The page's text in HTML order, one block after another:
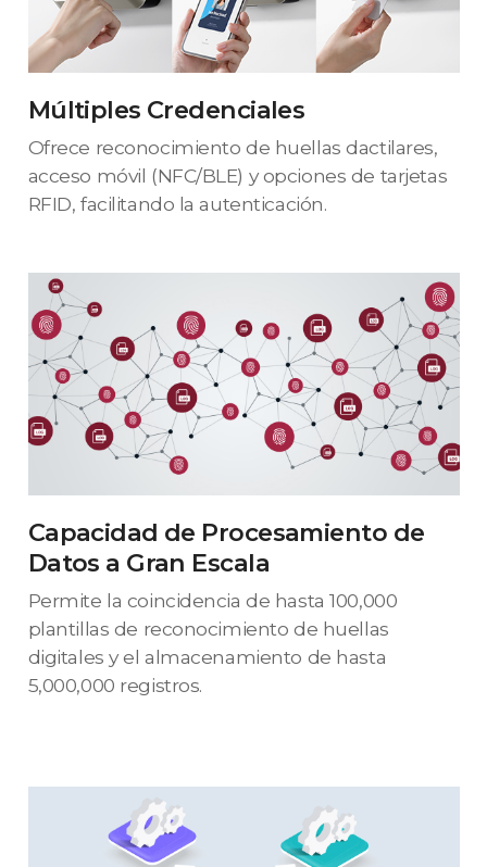
Múltiples Credenciales
Ofrece reconocimiento de huellas dactilares,
acceso móvil (NFC/BLE) y opciones de tarjetas
RFID, facilitando la autenticación.
Capacidad de Procesamiento de
Datos a Gran Escala
Permite la coincidencia de hasta 100,000
plantillas de reconocimiento de huellas
digitales y el almacenamiento de hasta
5,000,000 registros.